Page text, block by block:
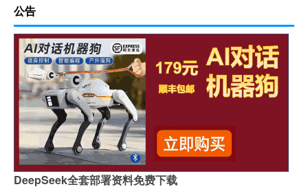
公告
DeepSeek全套部署资料免费下载